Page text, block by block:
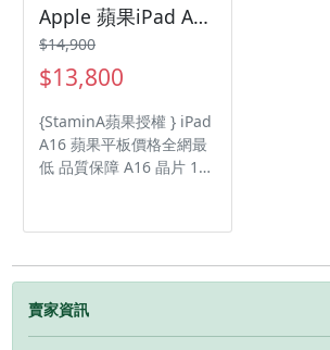
Apple 蘋果iPad A16 (11代) 128G WiFi /ipad11/iPad11/ipadA16
$14,900
$13,800
{StaminA蘋果授權 } iPad
A16 蘋果平板價格全網最
低 品質保障 A16 晶片 11
賣家資訊